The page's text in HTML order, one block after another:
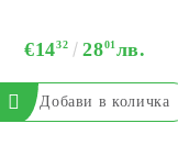
€1432 2801лв.